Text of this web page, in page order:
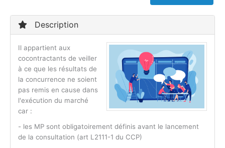
Description
Il appartient aux
cocontractants de veiller
à ce que les résultats de
la concurrence ne soient
pas remis en cause dans
l'exécution du marché
car :
- les MP sont obligatoirement définis avant le lancement
de la consultation (art L2111-1 du CCP)